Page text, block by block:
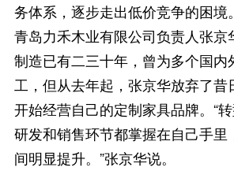
务体系，逐步走出低价竞争的困境。
青岛力禾木业有限公司负责人张京
制造已有二三十年，曾为多个国内
工，但从去年起，张京华放弃了昔
开始经营自己的定制家具品牌。“
研发和销售环节都掌握在自己手里
间明显提升。”张京华说。